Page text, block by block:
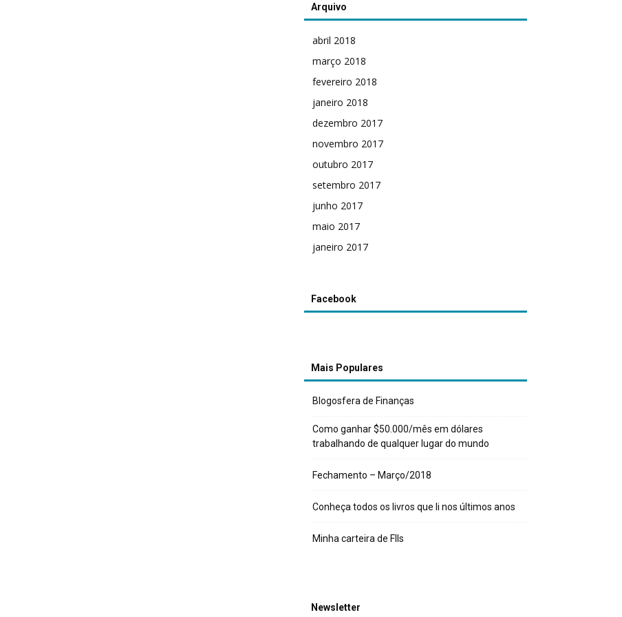
Arquivo
abril 2018
março 2018
fevereiro 2018
janeiro 2018
dezembro 2017
novembro 2017
outubro 2017
setembro 2017
junho 2017
maio 2017
janeiro 2017
Facebook
Mais Populares
Blogosfera de Finanças
Como ganhar $50.000/mês em dólares
trabalhando de qualquer lugar do mundo
Fechamento – Março/2018
Conheça todos os livros que li nos últimos anos
Minha carteira de FIIs
Newsletter